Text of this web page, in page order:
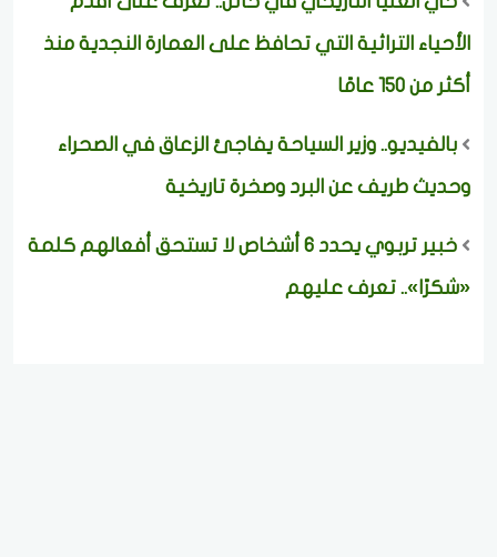
الأحياء التراثية التي تحافظ على العمارة النجدية منذ
أكثر من 150 عامًا
بالفيديو.. وزير السياحة يفاجئ الزعاق في الصحراء
وحديث طريف عن البرد وصخرة تاريخية
خبير تربوي يحدد 6 أشخاص لا تستحق أفعالهم كلمة
«شكرًا».. تعرف عليهم